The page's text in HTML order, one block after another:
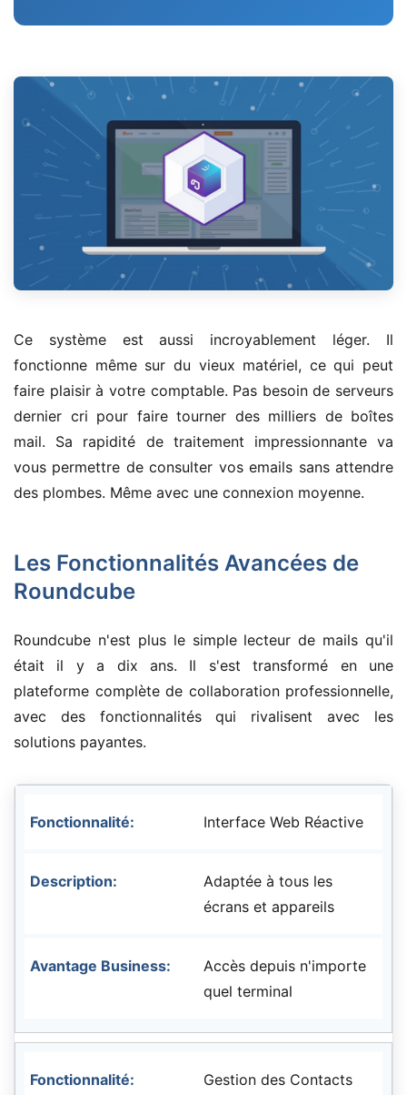
Ce système est aussi incroyablement léger. Il
fonctionne même sur du vieux matériel, ce qui peut
faire plaisir à votre comptable. Pas besoin de serveurs
dernier cri pour faire tourner des milliers de boîtes
mail. Sa rapidité de traitement impressionnante va
vous permettre de consulter vos emails sans attendre
des plombes. Même avec une connexion moyenne.
Les Fonctionnalités Avancées de
Roundcube
Roundcube n'est plus le simple lecteur de mails qu'il
était il y a dix ans. Il s'est transformé en une
plateforme complète de collaboration professionnelle,
avec des fonctionnalités qui rivalisent avec les
solutions payantes.
Interface Web Réactive
Adaptée à tous les
écrans et appareils
Accès depuis n'importe
quel terminal
Gestion des Contacts